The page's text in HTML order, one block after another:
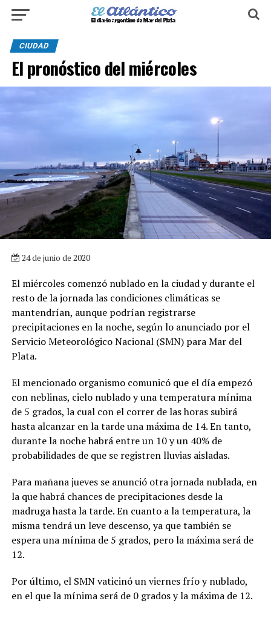
CIUDAD
El pronóstico del miércoles
24 de junio de 2020
El miércoles comenzó nublado en la ciudad y durante el
resto de la jornada las condiciones climáticas se
mantendrían, aunque podrían registrarse
precipitaciones en la noche, según lo anunciado por el
Servicio Meteorológico Nacional (SMN) para Mar del
Plata.
El mencionado organismo comunicó que el día empezó
con neblinas, cielo nublado y una temperatura mínima
de 5 grados, la cual con el correr de las horas subirá
hasta alcanzar en la tarde una máxima de 14. En tanto,
durante la noche habrá entre un 10 y un 40% de
probabilidades de que se registren lluvias aisladas.
Para mañana jueves se anunció otra jornada nublada, en
la que habrá chances de precipitaciones desde la
madruga hasta la tarde. En cuanto a la temperatura, la
misma tendrá un leve descenso, ya que también se
espera una mínima de 5 grados, pero la máxima será de
12.
Por último, el SMN vaticinó un viernes frío y nublado,
en el que la mínima será de 0 grados y la máxima de 12.